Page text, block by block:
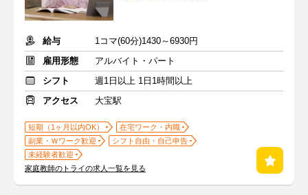
給与
1コマ(60分)1430～6930円
雇用形態
アルバイト・パート
シフト
週1日以上 1日1時間以上
アクセス
大宝駅
短期（1ヶ月以内OK）
在宅ワーク・内職
副業・Ｗワーク歓迎
シフト自由・自己申告
未経験者歓迎
家庭教師のトライの求人一覧を見る